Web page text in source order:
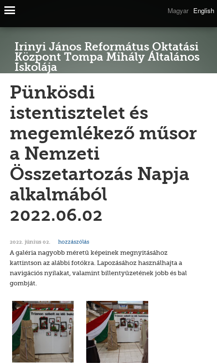
Magyar English
Irinyi János Református Oktatási
Központ Tompa Mihály Általános
Iskolája
Pünkösdi
istentisztelet és
megemlékező műsor
a Nemzeti
Összetartozás Napja
alkalmából
2022.06.02
2022. június 02. hozzászólás
A galéria nagyobb méretű képeinek megnyitásához
kattintson az alábbi fotókra. Lapozásához használhajta a
navigációs nyilakat, valamint billentyűzetének jobb és bal
gombját.